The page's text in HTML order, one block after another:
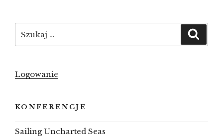
Logowanie
KONFERENCJE
Sailing Uncharted Seas